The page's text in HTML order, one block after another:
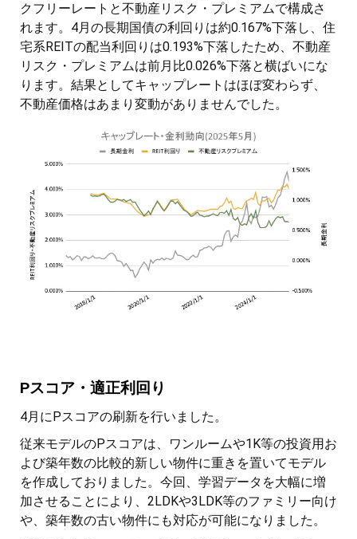
クフリーレートと不動産リスク・プレミアムで構成さ
れます。4月の長期国債の利回りは約0.167%下落し、住
宅系REITの配当利回りは0.193%下落したため、不動産
リスク・プレミアムは前月比0.026%下落と横ばいにな
ります。結果としてキャップレートはほぼ変わらず、
不動産価格はあまり変動がありませんでした。
Pスコア・適正利回り
4月にPスコアの刷新を行いました。
従来モデルのPスコアは、ワンルームや1K等の投資用お
よび築年数の比較的新しい物件に重きを置いてモデル
を作成しておりました。今回、学習データを大幅に増
加させることにより、2LDKや3LDK等のファミリー向け
や、築年数の古い物件にも対応が可能になりました。